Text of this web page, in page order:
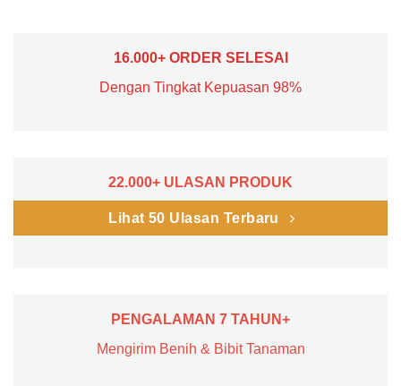
16.000+ ORDER SELESAI
Dengan Tingkat Kepuasan 98%
22.000+ ULASAN PRODUK
Lihat 50 Ulasan Terbaru
PENGALAMAN 7 TAHUN+
Mengirim Benih & Bibit Tanaman